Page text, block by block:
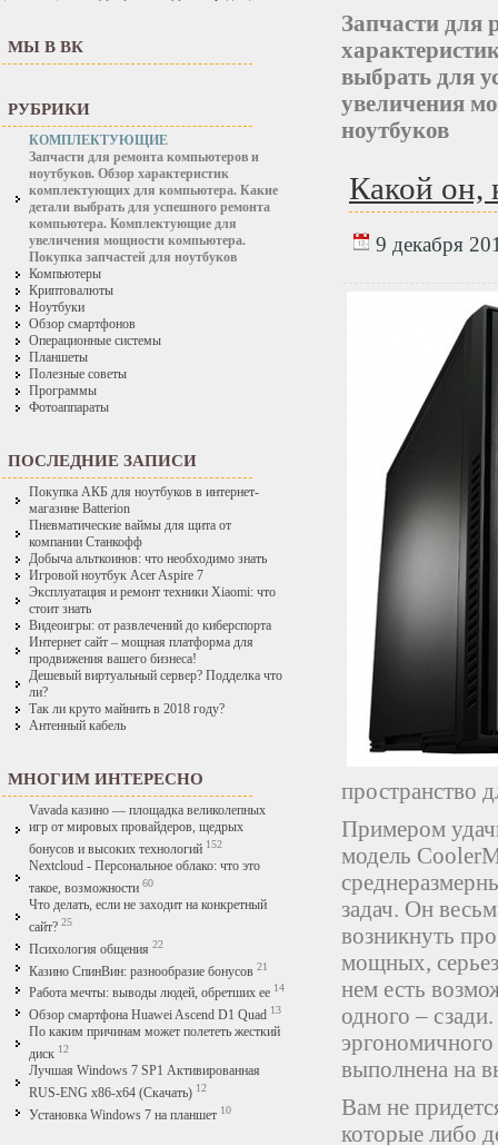
МЫ В ВК
РУБРИКИ
КОМПЛЕКТУЮЩИЕ
Запчасти для ремонта компьютеров и
ноутбуков. Обзор характеристик
комплектующих для компьютера. Какие
детали выбрать для успешного ремонта
компьютера. Комплектующие для
увеличения мощности компьютера.
Покупка запчастей для ноутбуков
Компьютеры
Криптовалюты
Ноутбуки
Обзор смартфонов
Операционные системы
Планшеты
Полезные советы
Программы
Фотоаппараты
ПОСЛЕДНИЕ ЗАПИСИ
Покупка АКБ для ноутбуков в интернет-
магазине Batterion
Пневматические ваймы для щита от
компании Станкофф
Добыча альткоинов: что необходимо знать
Игровой ноутбук Acer Aspire 7
Эксплуатация и ремонт техники Xiaomi: что
стоит знать
Видеоигры: от развлечений до киберспорта
Интернет сайт – мощная платформа для
продвижения вашего бизнеса!
Дешевый виртуальный сервер? Подделка что
ли?
Так ли круто майнить в 2018 году?
Антенный кабель
МНОГИМ ИНТЕРЕСНО
Vavada казино — площадка великолепных
игр от мировых провайдеров, щедрых
бонусов и высоких технологий 152
Nextcloud - Персональное облако: что это
такое, возможности 60
Что делать, если не заходит на конкретный
сайт? 25
Психология общения 22
Казино СпинВин: разнообразие бонусов 21
Работа мечты: выводы людей, обретших ее 14
Обзор смартфона Huawei Ascend D1 Quad 13
По каким причинам может полететь жесткий
диск 12
Лучшая Windows 7 SP1 Активированная
RUS-ENG x86-x64 (Скачать) 12
Установка Windows 7 на планшет 10
Запчасти для
выбрать для
увеличения
ноутбуков
Какой он,
9 декабря
пространство
Примером
модель
задач. Он
возникнуть
мощных,
нем есть
одного –
выполнена на
Вам не
которые либо